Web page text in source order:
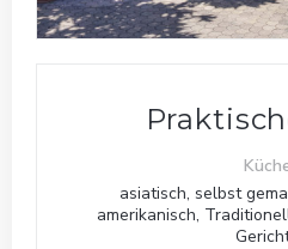
asiatisch, selbst
amerikanisch,